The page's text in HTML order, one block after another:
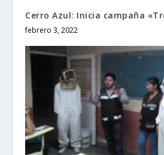
Cerro Azul: Inicia campaña
febrero 3, 2022